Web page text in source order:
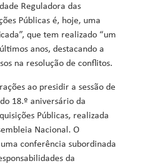
Reguladora das
Públicas é, hoje, uma
que tem realizado “um
anos, destacando a
na resolução de conflitos.
ao presidir a sessão de
18.º aniversário da
Públicas, realizada
Nacional. O
conferência subordinada
da